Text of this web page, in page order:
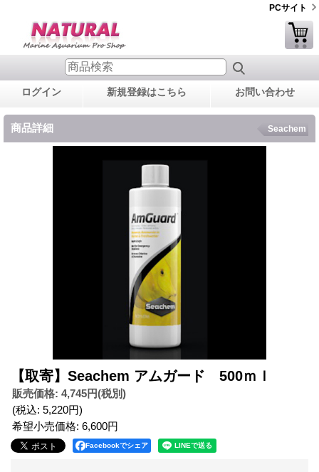
PCサイト
ログイン 新規登録はこちら お問い合わせ
商品詳細 Seachem
【取寄】Seachem アムガード 500ｍｌ
販売価格: 4,745円(税別)
(税込: 5,220円)
希望小売価格: 6,600円
Facebookでシェア